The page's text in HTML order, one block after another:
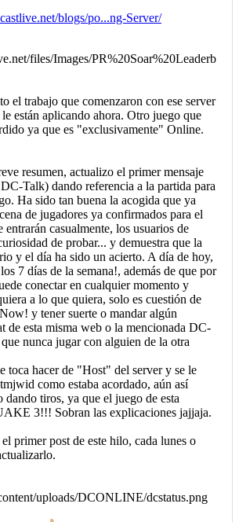
blogs/po...ng-Server/
el trabajo que comenzaron con ese server
están aplicando ahora. Otro juego que
ya que es "exclusivamente" Online.
resumen, actualizo el primer mensaje
Talk) dando referencia a la partida para
Ha sido tan buena la acogida que ya
de jugadores ya confirmados para el
entrarán casualmente, los usuarios de
de probar... y demuestra que la
y el día ha sido un acierto. A día de hoy,
7 días de la semana!, además de que por
conectar en cualquier momento y
a lo que quiera, solo es cuestión de
y tener suerte o mandar algún
de esta misma web o la mencionada DC-
nunca jugar con alguien de la otra
toca hacer de "Host" del server y se le
como estaba acordado, aún así
dando tiros, ya que el juego de esta
3!!! Sobran las explicaciones jajjaja.
primer post de este hilo, cada lunes o